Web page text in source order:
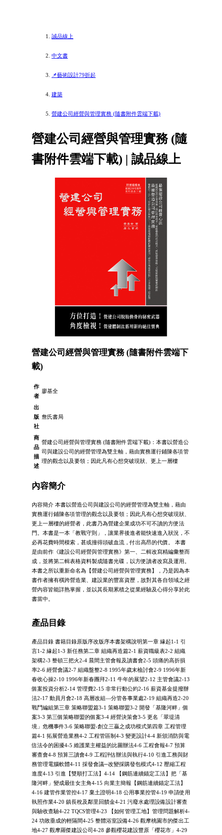
誠品線上
中文書
📌藝術設計79折起
建築
營建公司經營與管理實務 (隨書附件雲端下載)
營建公司經營與管理實務 (隨
書附件雲端下載) | 誠品線上
營建公司經營與管理實務 (隨書附件雲端下
載)
作
者
廖基全
出
版
社
詹氏書局
商
品
描
述
營建公司經營與管理實務 (隨書附件雲端下載)：本書以營造公
司與建設公司的經營管理為雙主軸，藉由實務運行鋪陳各項管
理的觀念以及要領；因此凡有心想突破現狀、更上一層樓
內容簡介
內容簡介 本書以營造公司與建設公司的經營管理為雙主軸，藉由
實務運行鋪陳各項管理的觀念以及要領；因此凡有心想突破現狀、
更上一層樓的經營者，此書乃為營建企業成功不可不讀的方便法
門。本書是一本「教戰守則」，讓業界後進者能快速進入狀況，不
必再花費時間模索，甚或撞得頭破血流，付出高昂的代價。 本書
是由前作《建設公司經營與管理實務》第一、二輯改寫精編彙整而
成，並將第二輯表格資料製成隨書光碟，以方便讀者改寫及運用。
本書之所以重新命名為【營建公司經營與管理實務】，乃是因為本
書作者擁有橫跨營造業、建設業的豐富資歷，故對其各自領域之經
營內容皆能詳熟掌握，並以其長期累積之從業經驗及心得分享於此
書當中。
產品目錄
產品目錄 書籍目錄原版序改版序本書架構說明第一章 緣起1-1 引
言1-2 緣起1-3 新任務第二章 組織再造篇2-1 薪資職級表2-2 組織
架構2-3 整頓三把火2-4 晨間主管會報及讀書會2-5 頭痛的高折損
率2-6 經營會議2-7 組織盤整2-8 1995年歲末檢討會2-9 1996年新
春收心操2-10 1996年新春團拜2-11 牛年的展望2-12 主管會議2-13
個案投資分析2-14 管理費2-15 非常行動公約2-16 薪資基金提撥辦
法2-17 動員月會2-18 高層改組—分管各事業處2-19 組織再造2-20
戰鬥編組第三章 策略聯盟篇3-1 策略聯盟3-2 開發「基隆河畔」個
案3-3 第三個策略聯盟的個案3-4 經營決策會3-5 更名「翠堤清
境」危機事件3-6 策略聯盟-創立三贏之成功模式第四章 工程管理
篇4-1 拓展營造業務4-2 工程管區制4-3 變更設計4-4 新頒消防與電
信法令的困擾4-5 維護業主權益的比圖辦法4-6 工程會報4-7 預算
審查會4-8 預算三讀會4-9 工程評估辦法與執行4-10 引進工務與財
務管理電腦軟體4-11 採發會議─改變採購發包模式4-12 壓縮工程
進度4-13 引進【雙順打工法】4-14 【鋼筋連續錨定工法】把「基
隆河畔」變成最佳女主角4-15 向業主簡報【鋼筋連續錨定工法】
4-16 建管作業管控4-17 棄土證明4-18 公用事業控管4-19 申請使用
執照作業4-20 鎮長稅及鄰里回饋金4-21 污廢水處理設備設計審查
與驗收查驗4-22 TQCS管理4-23 【如何管理工地】管理問題解析4-
24 功敗垂成的輕隔間4-25 整體浴室設備4-26 觀摩桃園市的傑出工
地4-27 觀摩羅傑建設公司4-28 參觀櫻花建設豐原「櫻花市」4-29